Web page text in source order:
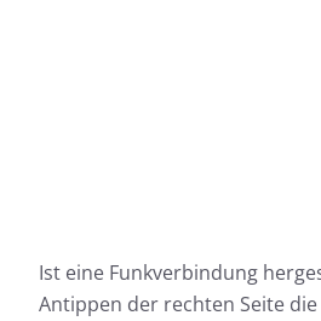
Ist eine Funkverbindung
Antippen der rechten Seite